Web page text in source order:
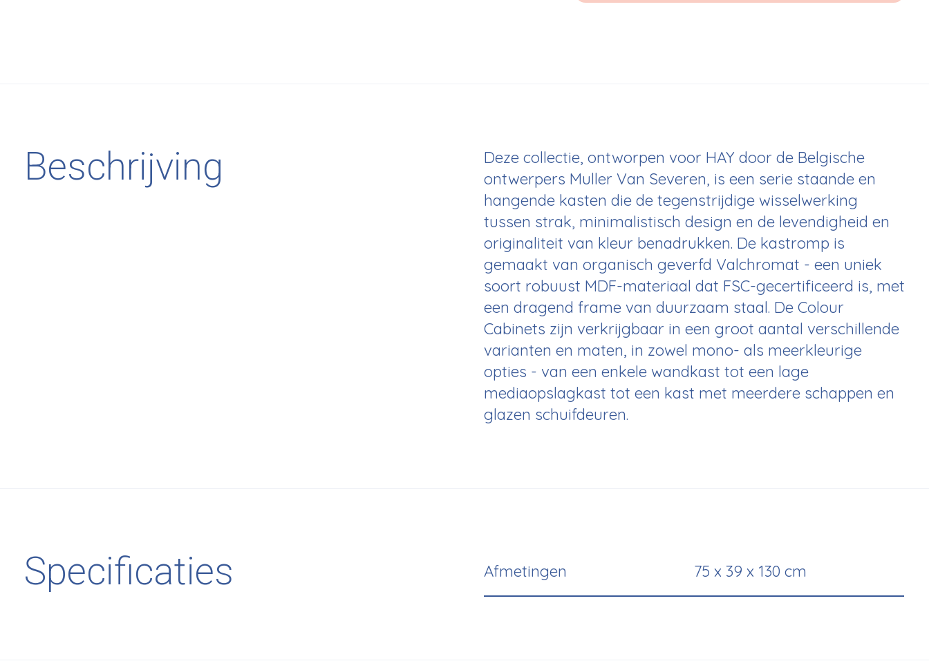
Beschrijving
Deze collectie, ontworpen voor HAY door de Belgische
ontwerpers Muller Van Severen, is een serie staande en
hangende kasten die de tegenstrijdige wisselwerking
tussen strak, minimalistisch design en de levendigheid en
originaliteit van kleur benadrukken. De kastromp is
gemaakt van organisch geverfd Valchromat - een uniek
soort robuust MDF-materiaal dat FSC-gecertificeerd is, met
een dragend frame van duurzaam staal. De Colour
Cabinets zijn verkrijgbaar in een groot aantal verschillende
varianten en maten, in zowel mono- als meerkleurige
opties - van een enkele wandkast tot een lage
mediaopslagkast tot een kast met meerdere schappen en
glazen schuifdeuren.
Specificaties Afmetingen 75 x 39 x 130 cm